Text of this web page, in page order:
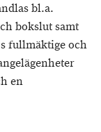
bl.a.
bokslut samt
fullmäktige och
en